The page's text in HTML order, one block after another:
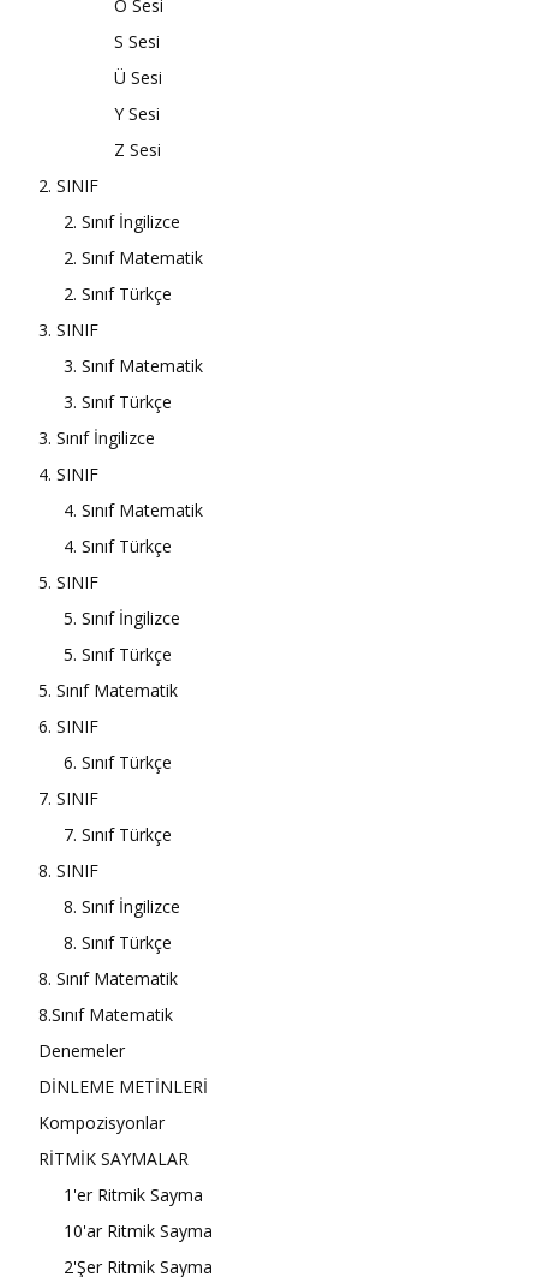
Ö Sesi
S Sesi
Ü Sesi
Y Sesi
Z Sesi
2. SINIF
2. Sınıf İngilizce
2. Sınıf Matematik
2. Sınıf Türkçe
3. SINIF
3. Sınıf Matematik
3. Sınıf Türkçe
3. Sınıf İngilizce
4. SINIF
4. Sınıf Matematik
4. Sınıf Türkçe
5. SINIF
5. Sınıf İngilizce
5. Sınıf Türkçe
5. Sınıf Matematik
6. SINIF
6. Sınıf Türkçe
7. SINIF
7. Sınıf Türkçe
8. SINIF
8. Sınıf İngilizce
8. Sınıf Türkçe
8. Sınıf Matematik
8.Sınıf Matematik
Denemeler
DİNLEME METİNLERİ
Kompozisyonlar
RİTMİK SAYMALAR
1'er Ritmik Sayma
10'ar Ritmik Sayma
2'Şer Ritmik Sayma